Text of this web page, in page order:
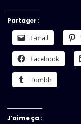
Partager :
E-mail
Facebook
Tumblr
J’aime ça :